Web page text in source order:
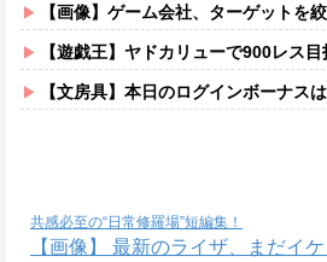
【画像】ゲーム会社、ターゲットを
【遊戯王】ヤドカリューで900レス
【文房具】本日のログインボーナス
共感必至の“日常修羅場”短編集！
【画像】 最新のライザ、まだイケ